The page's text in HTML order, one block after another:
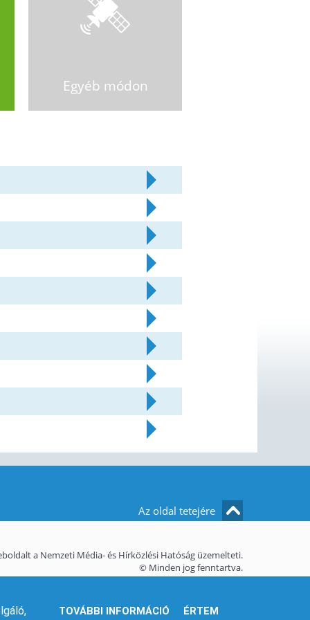
Egyéb módon
Az oldal tetejére
a Nemzeti Média- és Hírközlési Hatóság üzemelteti.
© Minden jog fenntartva.
TOVÁBBI INFORMÁCIÓ ÉRTEM